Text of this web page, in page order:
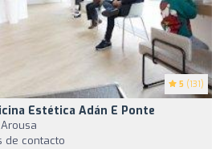
5 (131)
Estética Adán E Ponte
de contacto